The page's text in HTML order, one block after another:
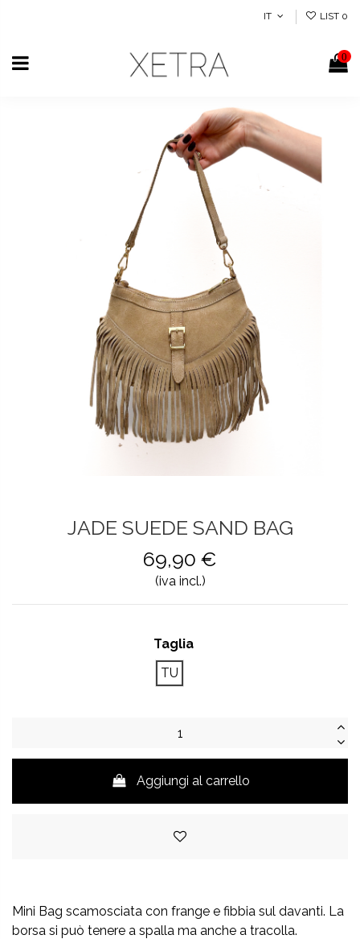
IT LIST 0
0
JADE SUEDE SAND BAG
69,90 €
(iva incl.)
Taglia
TU
Aggiungi al carrello
Mini Bag scamosciata con frange e fibbia sul davanti. La
borsa si può tenere a spalla ma anche a tracolla.